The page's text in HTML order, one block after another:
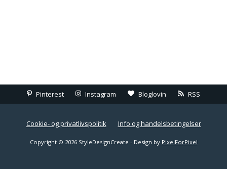
Pinterest Instagram Bloglovin RSS
Cookie- og privatlivspolitik Info og handelsbetingelser
Copyright © 2026 StyleDesignCreate - Design by PixelForPixel